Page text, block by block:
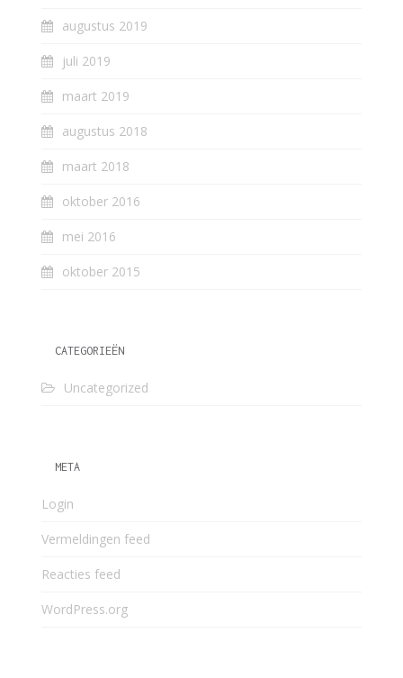
augustus 2019
juli 2019
maart 2019
augustus 2018
maart 2018
oktober 2016
mei 2016
oktober 2015
CATEGORIEËN
Uncategorized
META
Login
Vermeldingen feed
Reacties feed
WordPress.org